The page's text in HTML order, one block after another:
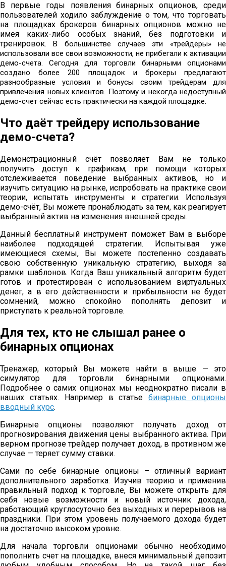
В первые годы появления бинарных опционов, среди
пользователей ходило заблуждение о том, что торговать
на площадках брокеров бинарных опционов можно не
имея каких-либо особых знаний, без подготовки и
тренировок.В большинстве случаев эти «трейдеры» не
использовали все свои возможности, не прибегали к активации
демо-счета. Сегодня для торговли бинарными опционами
создано более 200 площадок и брокеры предлагают
разнообразные условия и бонусы своим трейдерам для
привлечения новых клиентов. Поэтому и некогда недоступный
демо-счет сейчас есть практически на каждой площадке.
Что даёт трейдеру использование
демо-счета?
Демонстрационный счёт позволяет Вам не только
получить доступ к графикам, при помощи которых
отслеживается поведение выбранных активов, но и
изучить ситуацию на рынке, испробовать на практике свои
теории, испытать инструменты и стратегии. Используя
демо-счёт, Вы можете пронаблюдать за тем, как реагирует
выбранный актив на изменения внешней среды.
Данный бесплатный инструмент поможет Вам в выборе
наиболее подходящей стратегии. Испытывая уже
имеющиеся схемы, Вы можете постепенно создавать
свою собственную уникальную стратегию, выходя за
рамки шаблонов. Когда Ваш уникальный алгоритм будет
готов и протестирован с использованием виртуальных
денег, а в его действенности и прибыльности не будет
сомнений, можно спокойно пополнять депозит и
приступать к реальной торговле.
Для тех, кто не слышал ранее о
бинарных опционах
Тренажер, который Вы можете найти в выше — это
симулятор для торговли бинарными опционами.
Подробнее о самих опционах мы неоднократно писали в
наших статьях. Например в статьебинарные опционы
вводный курс.
Бинарные опционы позволяют получать доход от
прогнозирования движения цены выбранного актива. При
верном прогнозе трейдер получает доход, в противном же
случае — теряет сумму ставки.
Сами по себе бинарные опционы – отличный вариант
дополнительного заработка. Изучив теорию и применив
правильный подход к торговле, Вы можете открыть для
себя новые возможности и новый источник дохода,
работающий круглосуточно без выходных и перерывов на
праздники. При этом уровень получаемого дохода будет
на достаточно высоком уровне.
Для начала торговли опционами обычно необходимо
пополнить счет на площадке, внеся минимальный депозит